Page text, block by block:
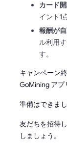
カード
イント1
報酬が
ル利用
す。
キャンペーン
GoMining アプ
準備はできま
友だちを招待
しましょう。